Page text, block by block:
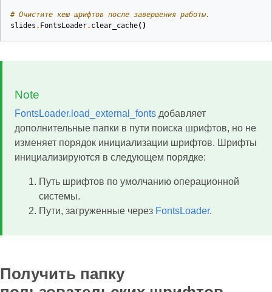
# Очистите кеш шрифтов после завершения работы.
slides . FontsLoader. clear_cache()
Note
FontsLoader.load_external_fonts добавляет
дополнительные папки в пути поиска шрифтов, но не
изменяет порядок инициализации шрифтов. Шрифты
инициализируются в следующем порядке:
Путь шрифтов по умолчанию операционной
системы.
Пути, загруженные через FontsLoader.
Получить папку